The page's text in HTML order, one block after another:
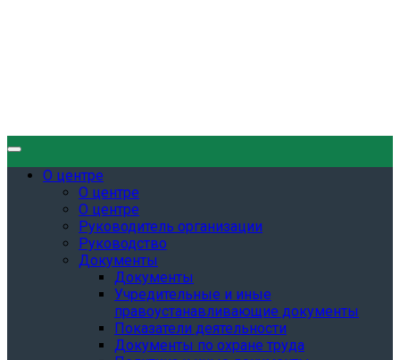
О центре
О центре
О центре
Руководитель организации
Руководство
Документы
Документы
Учредительные и иные
правоустанавливающие документы
Показатели деятельности
Документы по охране труда